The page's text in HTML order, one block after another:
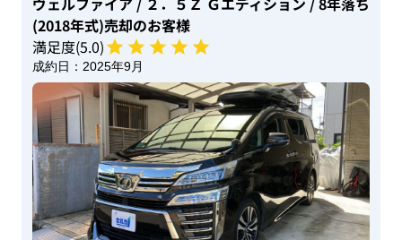
(2018年式)売却のお客様
満足度(5.0)
成約日： 2025年9月